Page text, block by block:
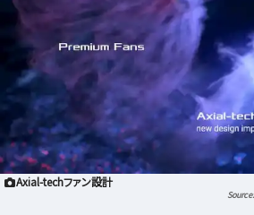
Axial-techファン設計